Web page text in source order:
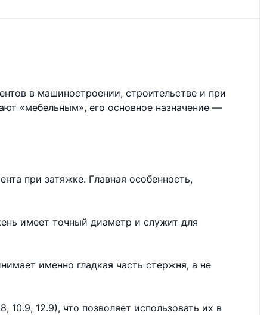
в машиностроении, строительстве и при
«мебельным», его основное назначение —
при затяжке. Главная особенность,
имеет точный диаметр и служит для
именно гладкая часть стержня, а не
12.9), что позволяет использовать их в